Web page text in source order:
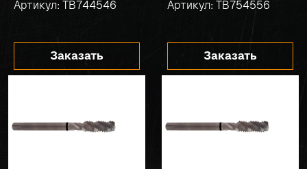
Артикул: TB744546
Заказать
Артикул: TB754556
Заказать